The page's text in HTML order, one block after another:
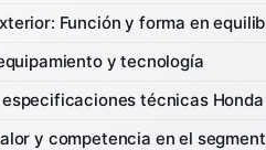
Función y forma en
y tecnología
técnicas
y competencia en el